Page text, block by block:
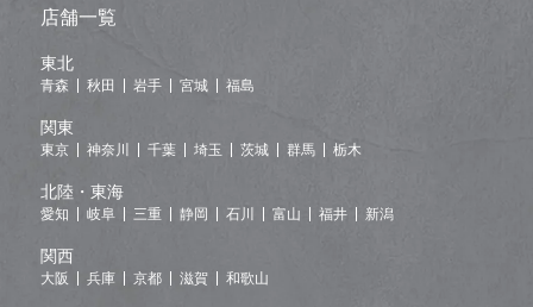
店舗一覧
東北
青森 秋田 岩手 宮城 福島
関東
東京 神奈川 千葉 埼玉 茨城 群馬 栃木
北陸・東海
愛知 岐阜 三重 静岡 石川 富山 福井 新潟
関西
大阪 兵庫 京都 滋賀 和歌山